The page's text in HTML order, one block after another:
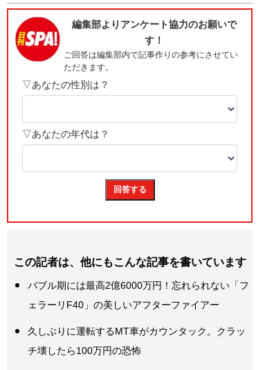
この記者は、他にもこんな記事を書いています
バブル期には最高2億6000万円！忘れられない「フ
ェラーリF40」の美しいアフターファイアー
久しぶりに運転するMT車がカウンタック。クラッ
チ壊したら100万円の恐怖